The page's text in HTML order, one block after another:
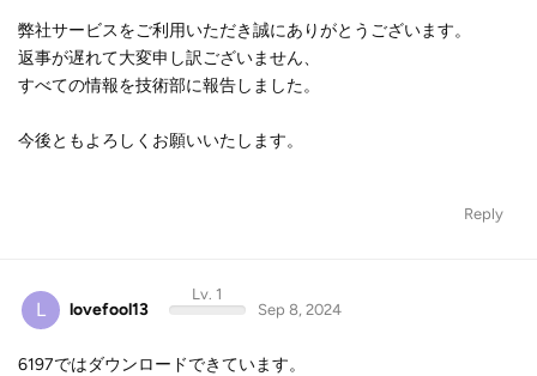
弊社サービスをご利用いただき誠にありがとうございます。
返事が遅れて大変申し訳ございません、
すべての情報を技術部に報告しました。
今後ともよろしくお願いいたします。
Reply
L lovefool13
Lv. 1
Sep 8, 2024
6197ではダウンロードできています。